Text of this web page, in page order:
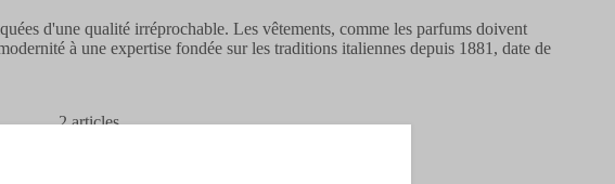
d'une qualité irréprochable. Les vêtements, comme les parfums doivent
à une expertise fondée sur les traditions italiennes depuis 1881, date de
2articles